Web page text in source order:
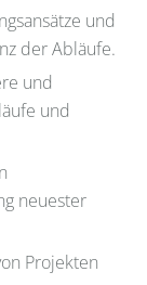
und
der Abläufe.
und
und
neuester
Projekten